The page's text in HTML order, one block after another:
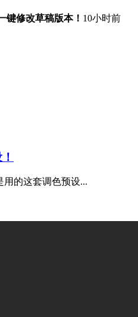
键修改草稿版本！ 10小时前
的这套调色预设...